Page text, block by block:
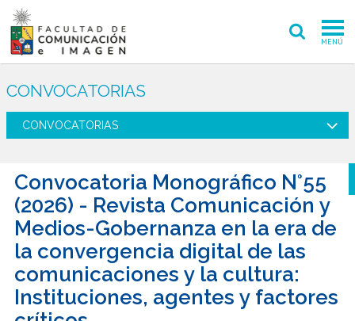
MENÚ
PREGRADO
INVESTIGACIÓN CREACIÓN
EXTENSIÓN
INTERNACIONAL
ADMISIÓN
CONVOCATORIAS
CONVOCATORIAS
Convocatoria Monográfico N°55
(2026) - Revista Comunicación y
Medios-Gobernanza en la era de
la convergencia digital de las
comunicaciones y la cultura:
Instituciones, agentes y factores